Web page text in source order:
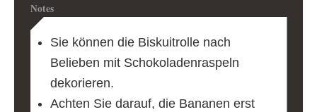
Notes
Sie können die Biskuitrolle nach
Belieben mit Schokoladenraspeln
dekorieren.
Achten Sie darauf, die Bananen erst